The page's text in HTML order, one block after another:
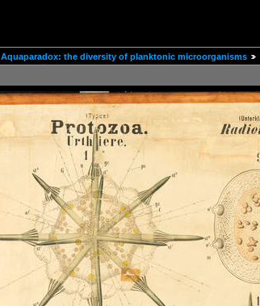
Aquaparadox: the diversity of planktonic microorganisms